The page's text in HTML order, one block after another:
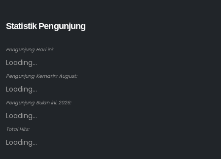
Statistik Pengunjung
Pengunjung Hari ini:
Loading...
Pengunjung Kemarin: August:
Loading...
Pengunjung Bulan ini: 2026:
Loading...
Total Hits:
Loading...